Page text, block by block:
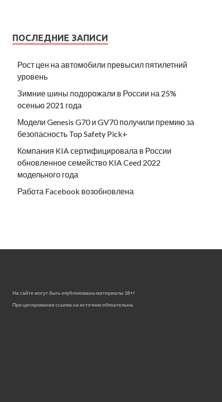
ПОСЛЕДНИЕ ЗАПИСИ
Рост цен на автомобили превысил пятилетний
уровень
Зимние шины подорожали в России на 25%
осенью 2021 года
Модели Genesis G70 и GV70 получили премию за
безопасность Top Safety Pick+
Компания KIA сертифицировала в России
обновленное семейство KIA Ceed 2022
модельного года
Работа Facebook возобновлена
На сайте могут быть опубликованы материалы 18+!
При цитировании ссылка на источник обязательна.